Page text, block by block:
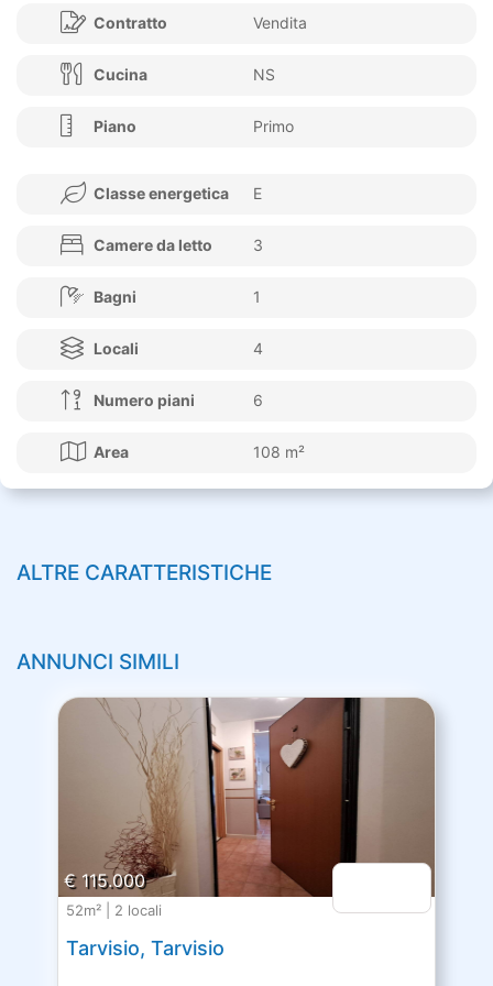
Contratto Vendita
Cucina NS
Piano Primo
Classe energetica E
Camere da letto 3
Bagni 1
Locali 4
Numero piani 6
Area 108 m²
ALTRE CARATTERISTICHE
ANNUNCI SIMILI
€ 115.000
52m² | 2 locali
Tarvisio, Tarvisio